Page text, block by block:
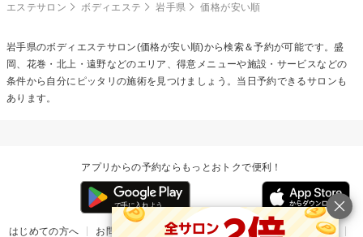
エステサロン ボディエステ 岩手県 価格が安い順
岩手県のボディエステサロン(価格が安い順)から検索＆予約が可能です。盛
岡、花巻・北上・遠野などのエリア、得意メニューや施設・サービスなどの
条件から自分にピッタリの施術を見つけましょう。当日予約できるサロンも
あります。
アプリからの予約ならもっとおトクで便利！
はじめての方へ お問い合わせ ヘルプ リリース情報 利用規約